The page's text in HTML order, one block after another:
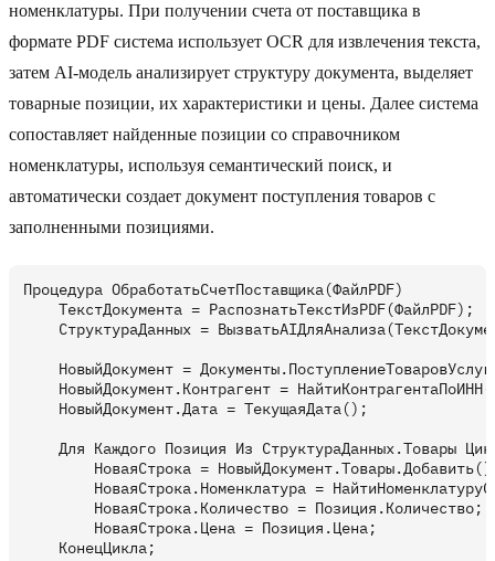
номенклатуры. При получении счета от поставщика в
формате PDF система использует OCR для извлечения текста,
затем AI-модель анализирует структуру документа, выделяет
товарные позиции, их характеристики и цены. Далее система
сопоставляет найденные позиции со справочником
номенклатуры, используя семантический поиск, и
автоматически создает документ поступления товаров с
заполненными позициями.
Процедура ОбработатьСчетПоставщика(ФайлPDF)
    ТекстДокумента = РаспознатьТекстИзPDF(ФайлPDF);
СтруктураДанных =
НовыйДокумент =
НовыйДокумент.Контрагент =
    НовыйДокумент.Дата = ТекущаяДата();
Для Каждого Позиция Из СтруктураДанных.Товары
НоваяСтрока =
НоваяСтрока.Номенклатура =
        НоваяСтрока.Количество = Позиция.Количество;
        НоваяСтрока.Цена = Позиция.Цена;
    КонецЦикла;